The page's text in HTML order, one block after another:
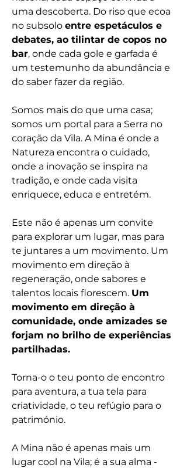
uma descoberta. Do riso que ecoa
no subsolo entre espetáculos e
debates, ao tilintar de copos no
bar, onde cada gole e garfada é
um testemunho da abundância e
do saber fazer da região.
Somos mais do que uma casa;
somos um portal para a Serra no
coração da Vila. A Mina é onde a
Natureza encontra o cuidado,
onde a inovação se inspira na
tradição, e onde cada visita
enriquece, educa e entretém.
Este não é apenas um convite
para explorar um lugar, mas para
te juntares a um movimento. Um
movimento em direção à
regeneração, onde sabores e
talentos locais florescem. Um
movimento em direção à
comunidade, onde amizades se
forjam no brilho de experiências
partilhadas.
Torna-o o teu ponto de encontro
para aventura, a tua tela para
criatividade, o teu refúgio para o
património.
A Mina não é apenas mais um
lugar cool na Vila; é a sua alma -